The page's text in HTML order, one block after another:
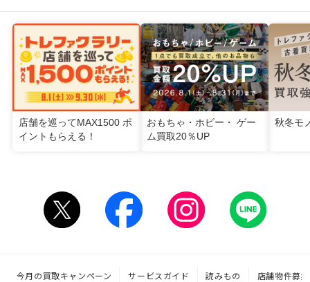
店舗を巡ってMAX1500 ポ
イントもらえる！
おもちゃ・ホビー・ ゲー
ム買取20％UP
秋冬モ
今月の買取キャンペーン サービスガイド 読みもの 店舗物件募集